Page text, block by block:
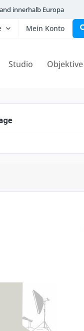
innerhalb Europa
Mein Konto
Studio Objektive